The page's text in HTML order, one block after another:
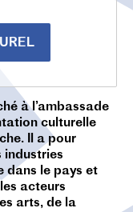
à l’ambassade
culturelle
Il a pour
industries
dans le pays et
acteurs
arts, de la